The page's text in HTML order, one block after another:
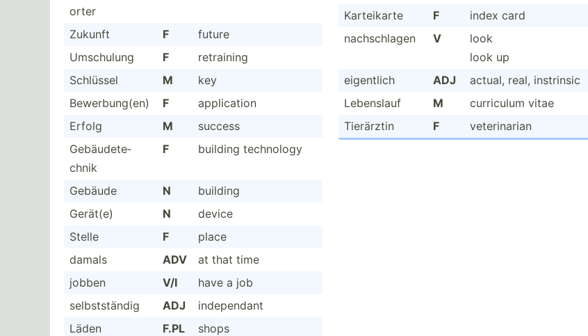
orter
Zukunft F
future
Umschulung
F
retraining
Schlüssel
M
key
Bewerb­ung(en)
F
applic­ation
Erfolg
M
success
Gebäud­ete­
chnik
F building technology
Gebäude N
building
Gerät(e)
N
device
Stelle
F
place
damals
ADV
at that time
jobben
V/I
have a job
selbst­ständig
ADJ
indepe­ndant
Läden
F.PL
shops
Kartei­karte
F
index card
nachsc­hlagen
V
look
look up
eigentlich
ADJ
actual, real, instrinsic
Lebenslauf
M
curriculum vitae
Tierärztin
F veteri­narian